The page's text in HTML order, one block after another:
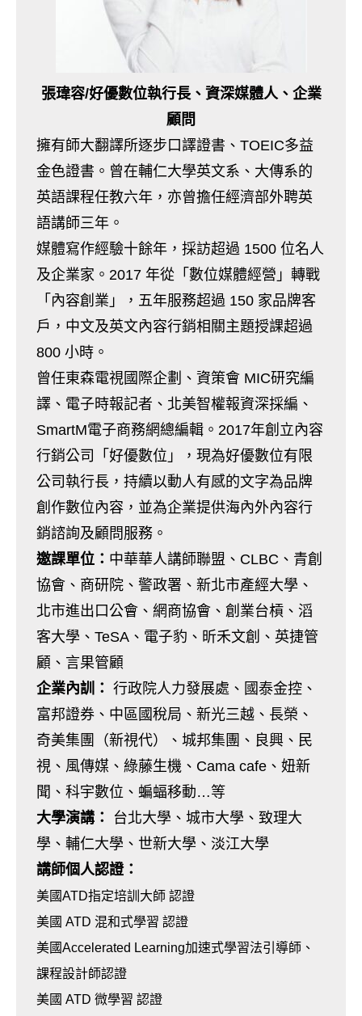
張瑋容/好優數位執行長、資深媒體人、企業
顧問
擁有師大翻譯所逐步口譯證書、TOEIC多益
金色證書。曾在輔仁大學英文系、大傳系的
英語課程任教六年，亦曾擔任經濟部外聘英
語講師三年。
媒體寫作經驗十餘年，採訪超過 1500 位名人
及企業家。2017 年從「數位媒體經營」轉戰
「內容創業」，五年服務超過 150 家品牌客
戶，中文及英文內容行銷相關主題授課超過
800 小時。
曾任東森電視國際企劃、資策會 MIC研究編
譯、電子時報記者、北美智權報資深採編、
SmartM電子商務網總編輯。2017年創立內容
行銷公司「好優數位」，現為好優數位有限
公司執行長，持續以動人有感的文字為品牌
創作數位內容，並為企業提供海內外內容行
銷諮詢及顧問服務。
邀課單位： 中華華人講師聯盟、CLBC、青創
協會、商研院、警政署、新北市產經大學、
北市進出口公會、網商協會、創業台槓、滔
客大學、TeSA、電子豹、昕禾文創、英捷管
顧、言果管顧
企業內訓： 行政院人力發展處、國泰金控、
富邦證券、中區國稅局、新光三越、長榮、
奇美集團（新視代）、城邦集團、良興、民
視、風傳媒、綠藤生機、Cama cafe、妞新
聞、科宇數位、蝙蝠移動…等
大學演講：
台北大學、城市大學、致理大
學、輔仁大學、世新大學、淡江大學
講師個人認證：
美國ATD指定培訓大師 認證
美國 ATD 混和式學習 認證
美國Accelerated Learning加速式學習法引導師、
課程設計師認證
美國 ATD 微學習 認證